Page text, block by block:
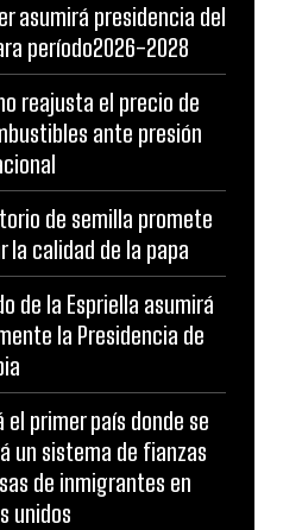
asumirá presidencia del
período2026-2028
reajusta el precio de
ante presión
de semilla promete
la calidad de la papa
de la Espriella asumirá
la Presidencia de
el primer país donde se
un sistema de fianzas
de inmigrantes en
unidos